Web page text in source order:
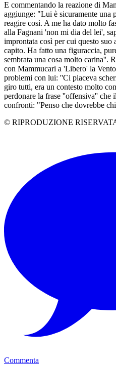
E commentando la reazione di
aggiunge: "Lui è sicuramente una
reagire così. A me ha dato molto
alla Fagnani 'non mi dia del lei',
improntata così per cui questo
capito. Ha fatto una figuraccia,
sembrata una cosa molto carina''.
con Mammucari a 'Libero' la
problemi con lui: ''Ci piaceva
giro tutti, era un contesto molto
perdonare la frase ''offensiva'' che
confronti: "Penso che dovrebbe
© RIPRODUZIONE
Commenta